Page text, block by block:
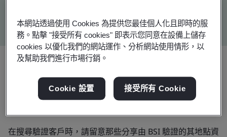
Kitemark 風箏標誌進階搜尋
BSI 稽核與驗證目錄
使用 BSI 稽核與驗證目錄，以查驗由 BSI 頒發的證書或據點
在搜尋驗證客戶時，請留意那些分享由 BSI 驗證的其地點資
本網站透過使用 Cookies 為提供您最佳個人化且即時的服
務。點擊 "接受所有 cookies" 即表示您同意在設備上儲存
cookies 以優化我們的網站運作、分析網站使用情形，以
及幫助我們進行市場行銷。
Cookie 設置 接受所有 Cookie